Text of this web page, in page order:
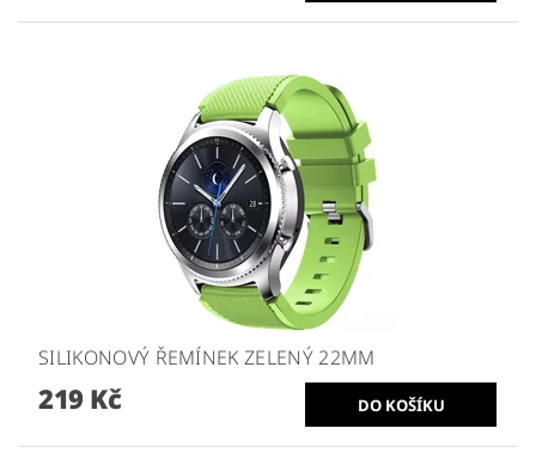
SILIKONOVÝ ŘEMÍNEK ZELENÝ 22MM
219 Kč